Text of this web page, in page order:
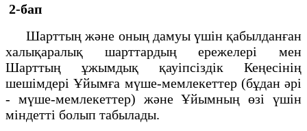
2-бап
Шарттың және оның дамуы үшiн қабылданған
халықаралық шарттардың ережелерi мен
Шарттың ұжымдық қауiпсiздiк Кеңесiнiң
шешiмдерi Ұйымға мүше-мемлекеттер (бұдан әрi
- мүше-мемлекеттер) және Ұйымның өзi үшiн
мiндеттi болып табылады.